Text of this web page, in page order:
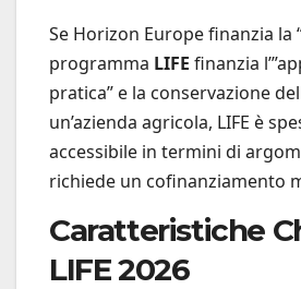
Se Horizon Europe finanzia la
programma LIFE finanzia
pratica” e la conservazione
un’azienda agricola, LIFE è
accessibile in termini di
richiede un cofinanziamento
Caratteristiche
LIFE 2026